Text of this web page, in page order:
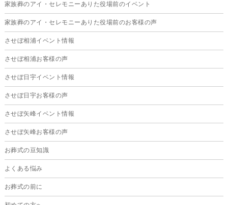
家族葬のアイ・セレモニーありた役場前のイベント
家族葬のアイ・セレモニーありた役場前のお客様の声
させぼ相浦イベント情報
させぼ相浦お客様の声
させぼ日宇イベント情報
させぼ日宇お客様の声
させぼ矢峰イベント情報
させぼ矢峰お客様の声
お葬式の豆知識
よくある悩み
お葬式の前に